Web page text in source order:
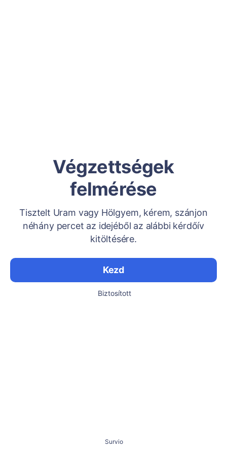
Végzettségek
felmérése
Tisztelt Uram vagy Hölgyem, kérem, szánjon
néhány percet az idejéből az alábbi kérdőív
kitöltésére.
Kezd
Biztosított
Survio